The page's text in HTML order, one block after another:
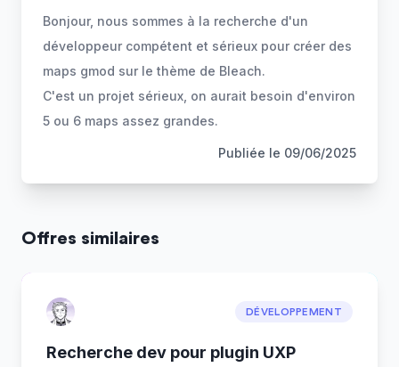
Bonjour, nous sommes à la recherche d'un
développeur compétent et sérieux pour créer des
maps gmod sur le thème de Bleach.
C'est un projet sérieux, on aurait besoin d'environ
5 ou 6 maps assez grandes.
Publiée le 09/06/2025
Offres similaires
DÉVELOPPEMENT
Recherche dev pour plugin UXP